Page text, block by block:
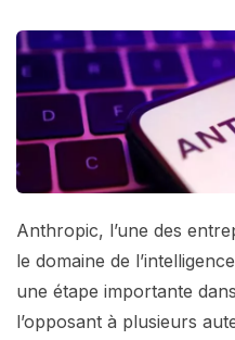
Anthropic, l’une des
le domaine de
une étape importante
l’opposant à plusieurs